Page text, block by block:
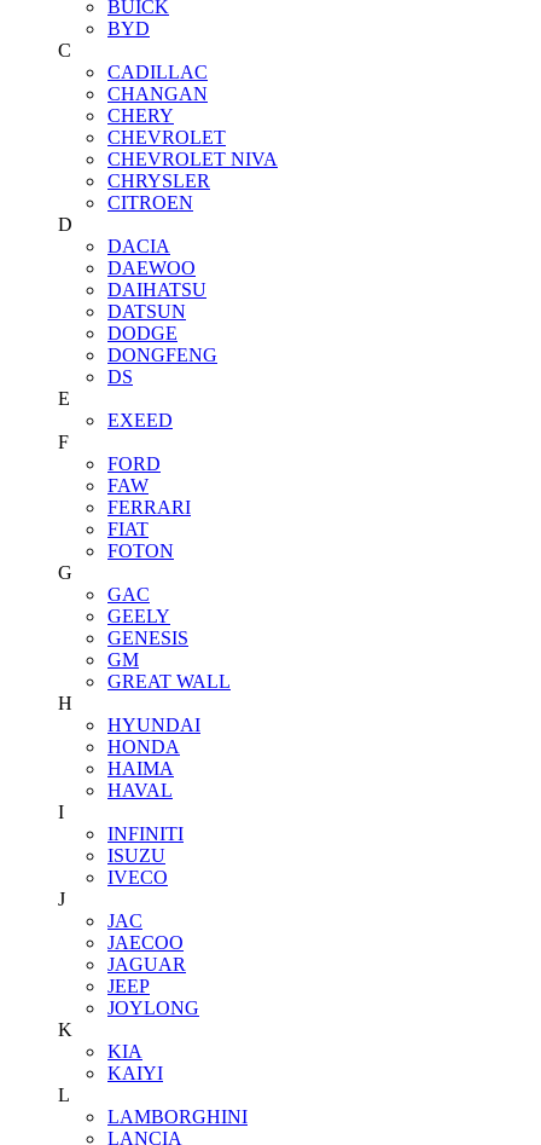
BUICK
BYD
C
CADILLAC
CHANGAN
CHERY
CHEVROLET
CHEVROLET NIVA
CHRYSLER
CITROEN
D
DACIA
DAEWOO
DAIHATSU
DATSUN
DODGE
DONGFENG
DS
E
EXEED
F
FORD
FAW
FERRARI
FIAT
FOTON
G
GAC
GEELY
GENESIS
GM
GREAT WALL
H
HYUNDAI
HONDA
HAIMA
HAVAL
I
INFINITI
ISUZU
IVECO
J
JAC
JAECOO
JAGUAR
JEEP
JOYLONG
K
KIA
KAIYI
L
LAMBORGHINI
LANCIA